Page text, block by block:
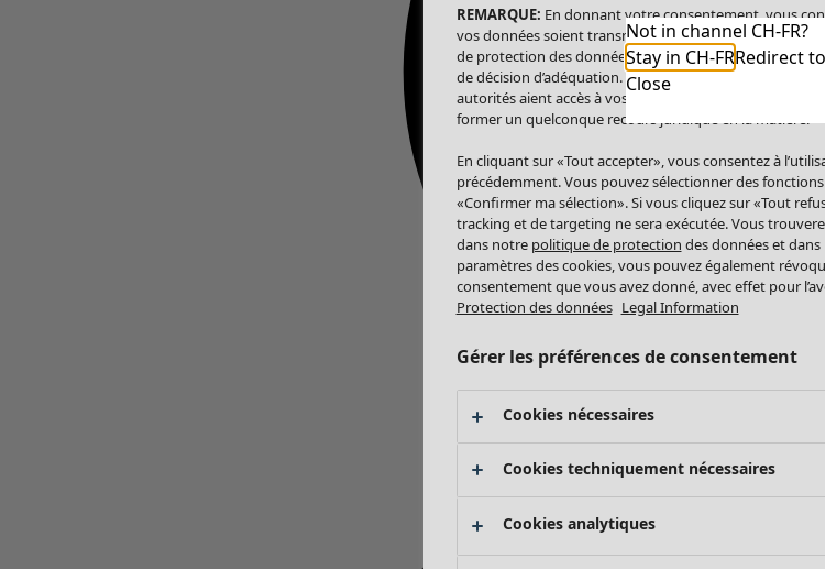
Not in channel CH-FR?
Stay in CH-FRRedirect
Close
REMARQUE: En donnant votre consentement, vous
vos données soient transmises aux États-Unis. Les
de protection des données comparable à celui de l’UE.
de décision d’adéquation. Par conséquent, vous vous
autorités aient accès à vos données à caractère
former un quelconque recours juridique en la matière.
En cliquant sur «Tout accepter», vous consentez à
précédemment. Vous pouvez sélectionner des
«Confirmer ma sélection». Si vous cliquez sur «Tout
tracking et de targeting ne sera exécutée. Vous
dans notre politique de protection des données et dans
paramètres des cookies, vous pouvez également
consentement que vous avez donné, avec effet pour
Protection des données Legal Information
Gérer les préférences de consentement
Cookies nécessaires
Cookies techniquement nécessaires
Cookies analytiques